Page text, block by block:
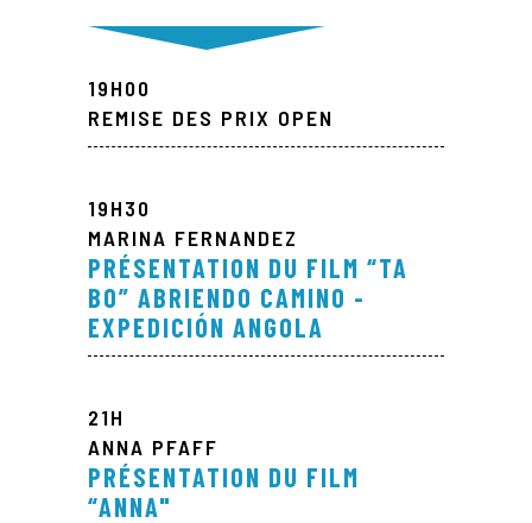
19H00
REMISE DES PRIX OPEN
19H30
MARINA FERNANDEZ
PRÉSENTATION DU FILM “TA
BO” ABRIENDO CAMINO -
EXPEDICIÓN ANGOLA
21H
ANNA PFAFF
PRÉSENTATION DU FILM
“ANNA"